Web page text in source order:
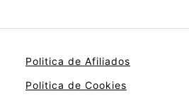
Politica de Afiliados
Politica de Cookies